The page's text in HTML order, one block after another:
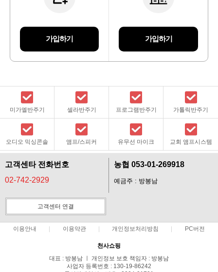
가입하기 가입하기
미가엘반주기 셀라반주기 프로그램반주기 가톨릭반주기
오디오 믹싱콘솔 앰프/스피커 유무선 마이크 교회 앰프시스템
고객센타 전화번호
02-742-2929
농협 053-01-269918
예금주 : 방봉남
고객센터 연결
이용안내 이용약관 개인정보처리방침 PC버전
천사쇼핑
대표 : 방봉남 ㅣ 개인정보 보호 책임자 : 방봉남
사업자 등록번호 : 130-19-86242